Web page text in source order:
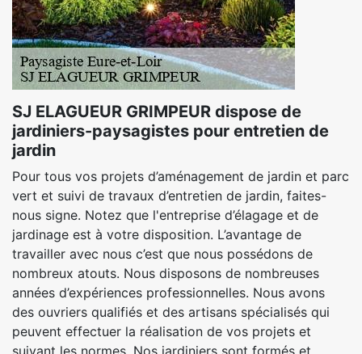
SJ ELAGUEUR GRIMPEUR dispose de
jardiniers-paysagistes pour entretien de
jardin
Pour tous vos projets d’aménagement de jardin et parc
vert et suivi de travaux d’entretien de jardin, faites-
nous signe. Notez que l'entreprise d’élagage et de
jardinage est à votre disposition. L’avantage de
travailler avec nous c’est que nous possédons de
nombreux atouts. Nous disposons de nombreuses
années d’expériences professionnelles. Nous avons
des ouvriers qualifiés et des artisans spécialisés qui
peuvent effectuer la réalisation de vos projets et
suivant les normes. Nos jardiniers sont formés et